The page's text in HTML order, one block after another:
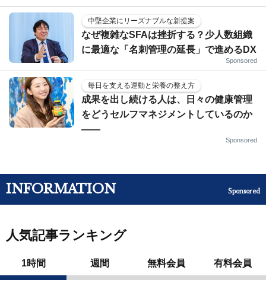
中堅企業にリーズナブルな新提案
なぜ複雑なSFAは挫折する？少人数組織
に最適な「名刺管理の延長」で進めるDX
Sponsored
毎日を支える運動と栄養の整え方
成果を出し続ける人は、日々の健康管理
をどうセルフマネジメントしているのか
——
Sponsored
INFORMATION Sponsored
人気記事ランキング
1時間 週間 無料会員 有料会員